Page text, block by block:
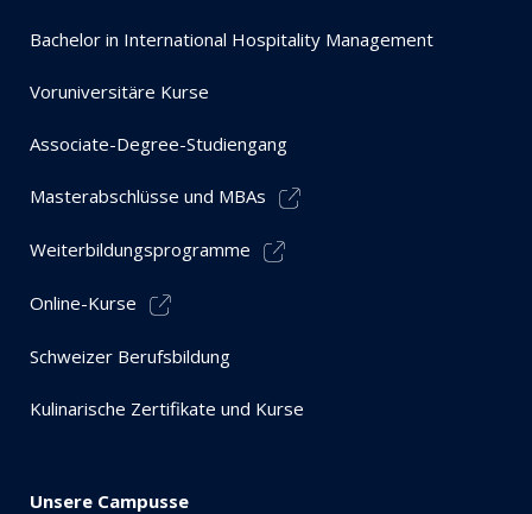
Bachelor in International Hospitality Management
Voruniversitäre Kurse
Associate-Degree-Studiengang
Masterabschlüsse und MBAs
Weiterbildungsprogramme
Online-Kurse
Schweizer Berufsbildung
Kulinarische Zertifikate und Kurse
Unsere Campusse